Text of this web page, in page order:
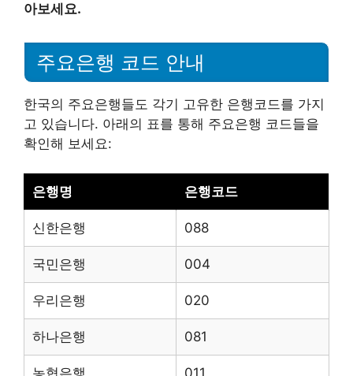
아보세요.
주요은행 코드 안내
한국의 주요은행들도 각기 고유한 은행코드를 가지
고 있습니다. 아래의 표를 통해 주요은행 코드들을
확인해 보세요:
은행명 은행코드
신한은행 088
국민은행 004
우리은행 020
하나은행 081